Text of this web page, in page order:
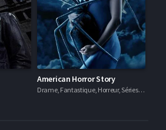
American Horror Story
Drame, Fantastique, Horreur, Séries VF